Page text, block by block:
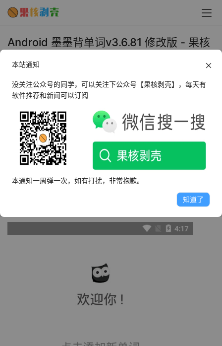
Android 墨墨背单词v3.6.81 修改版 - 果核
2019年11月4日 下午3:25 教育教学
墨墨背单词还是挺出名的，使用效果都比较好，就是体积有
点大
墨墨背单词，它正是你需要的背单词软件。
墨墨是一款精心设计的抗遗忘英语背单词软件，界面优雅、
操作简洁、量身定制的记忆规划、高效的抗遗忘策略，让背
本站通知
没关注公众号的同学，可以关注下公众号【果核剥壳】，每天有
软件推荐和新闻可以订阅
本通知一周弹一次，如有打扰，非常抱歉。
知道了